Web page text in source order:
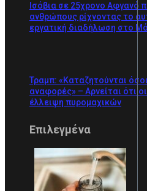
Ισόβια σε 25χρονο Αφγανό
ανθρώπους ρίχνοντας το
εργατική διαδήλωση στο
Τραμπ: «Καταζητούνται
αναφορές» – Αρνείται ότι
έλλειψη πυρομαχικών
Επιλεγμένα